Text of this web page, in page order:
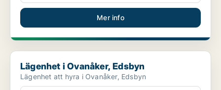
Mer info
Lägenhet i Ovanåker, Edsbyn
Lägenhet i Ovanåker, Edsbyn
Lägenhet att hyra i Ovanåker, Edsbyn